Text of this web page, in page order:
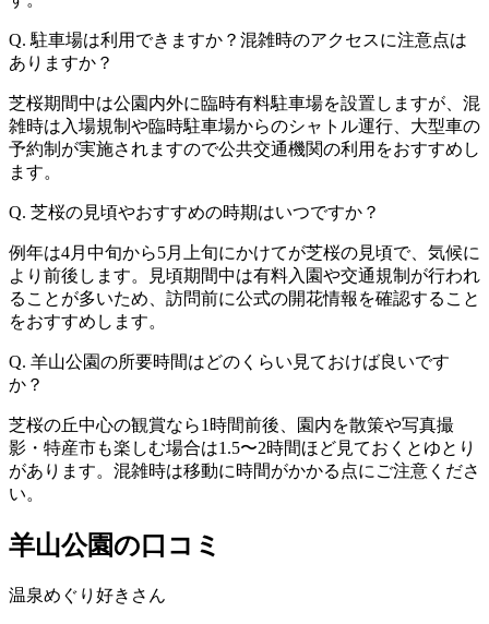
Q. 駐車場は利用できますか？混雑時のアクセスに注意点は
ありますか？
芝桜期間中は公園内外に臨時有料駐車場を設置しますが、混
雑時は入場規制や臨時駐車場からのシャトル運行、大型車の
予約制が実施されますので公共交通機関の利用をおすすめし
ます。
Q. 芝桜の見頃やおすすめの時期はいつですか？
例年は4月中旬から5月上旬にかけてが芝桜の見頃で、気候に
より前後します。見頃期間中は有料入園や交通規制が行われ
ることが多いため、訪問前に公式の開花情報を確認すること
をおすすめします。
Q. 羊山公園の所要時間はどのくらい見ておけば良いです
か？
芝桜の丘中心の観賞なら1時間前後、園内を散策や写真撮
影・特産市も楽しむ場合は1.5〜2時間ほど見ておくとゆとり
があります。混雑時は移動に時間がかかる点にご注意くださ
い。
羊山公園の口コミ
温泉めぐり好きさん